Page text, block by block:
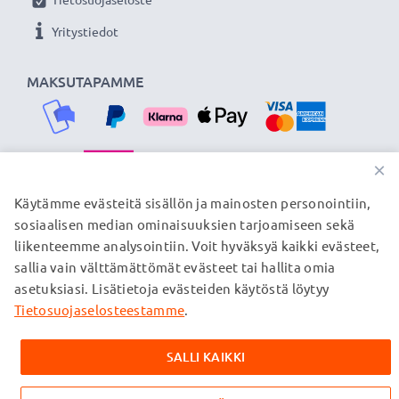
verkkokauppa, joka tarjoaa laadukkaita tuotteita, ja
siksi tarjoamme 36 kuukauden takuun!
MAKSUTAPAMME
Yritystiedot
TOIMITUSKUMPPANIMME
© subtel.fi 2026
Kaikki hinnat sisältävät arvonlisäveron, mutta ei
toimituskuluja. Kaikki sivuillamme mainitut tavaramerkit ovat
verkkosivuillamme ainoastaan tuotteitamme koskevan
×
Käytämme evästeitä sisällön ja mainosten personointiin,
sosiaalisen median ominaisuuksien tarjoamiseen sekä
liikenteemme analysointiin. Voit hyväksyä kaikki evästeet,
sallia vain välttämättömät evästeet tai hallita omia
asetuksiasi. Lisätietoja evästeiden käytöstä löytyy
Tietosuojaselosteestamme.
SALLI KAIKKI